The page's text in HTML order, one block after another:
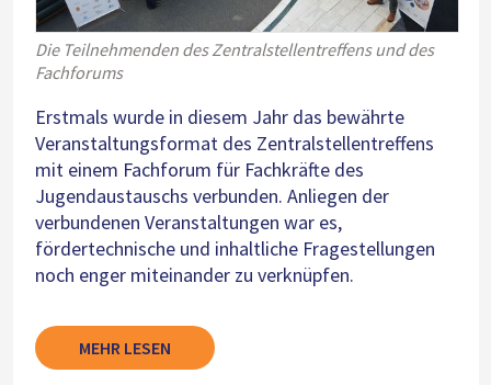
Die Teilnehmenden des Zentralstellentreffens und des
Fachforums
Erstmals wurde in diesem Jahr das bewährte
Veranstaltungsformat des Zentralstellentreffens
mit einem Fachforum für Fachkräfte des
Jugendaustauschs verbunden. Anliegen der
verbundenen Veranstaltungen war es,
fördertechnische und inhaltliche Fragestellungen
noch enger miteinander zu verknüpfen.
MEHR LESEN